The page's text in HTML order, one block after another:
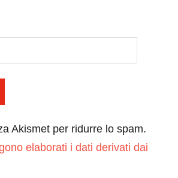
Akismet per ridurre lo spam.
elaborati i dati derivati dai